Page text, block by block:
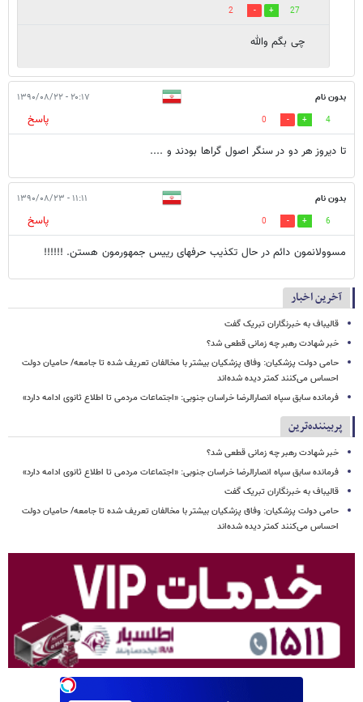
27
2
چی بگم والله
بدون نام ۲۰:۱۷ - ۱۳۹۰/۰۸/۲۲
4
0
پاسخ
تا دیروز هر دو در سنگر اصول گراها بودند و ....
بدون نام ۱۱:۱۱ - ۱۳۹۰/۰۸/۲۳
6
0
پاسخ
مسوولانمون دائم در حال تکذیب حرفهای رییس جمهورمون هستن. !!!!!!
آخرین اخبار
قالیباف به خبرنگاران تبریک گفت
خبر شهادت رهبر چه زمانی قطعی شد؟
حامی دولت پزشکیان: وفاق پزشکیان بیشتر با مخالفان تعریف شده تا جامعه/ حامیان دولت
احساس می‌کنند کمتر دیده شده‌اند
فرمانده سابق سپاه انصارالرضا خراسان جنوبی: «اجتماعات مردمی تا اطلاع ثانوی ادامه دارد»
پربیننده‌ترین
خبر شهادت رهبر چه زمانی قطعی شد؟
فرمانده سابق سپاه انصارالرضا خراسان جنوبی: «اجتماعات مردمی تا اطلاع ثانوی ادامه دارد»
قالیباف به خبرنگاران تبریک گفت
حامی دولت پزشکیان: وفاق پزشکیان بیشتر با مخالفان تعریف شده تا جامعه/ حامیان دولت
احساس می‌کنند کمتر دیده شده‌اند